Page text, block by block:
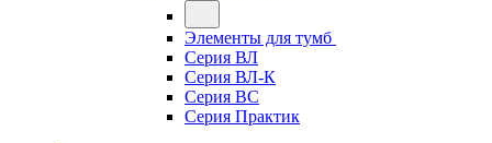
Элементы для тумб
Серия ВЛ
Серия ВЛ-К
Серия ВС
Серия Практик